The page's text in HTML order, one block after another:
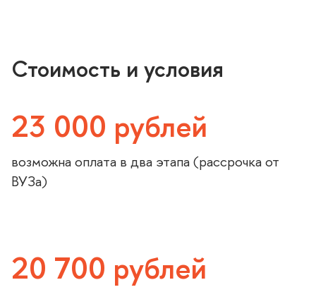
Стоимость и условия
23 000 рублей
озможна оплата в два этапа (рассрочка от
УЗа)
20 700 рублей